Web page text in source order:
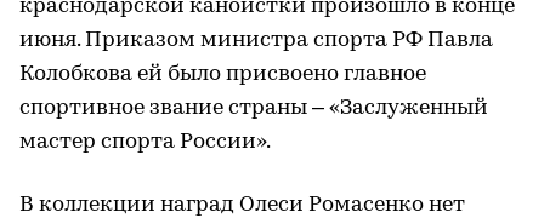
краснодарской каноистки произошло в конце
июня. Приказом министра спорта РФ Павла
Колобкова ей было присвоено главное
спортивное звание страны – «Заслуженный
мастер спорта России».
В коллекции наград Олеси Ромасенко нет